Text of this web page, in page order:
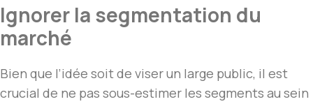
Ignorer la segmentation du
marché
Bien que l’idée soit de viser un large public, il est
crucial de ne pas sous-estimer les segments au sein